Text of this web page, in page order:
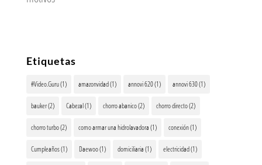
Etiquetas
#Video.Guru(1) amazonvidad(1) annovi 620(1) annovi 630(1)
bauker(2) Cabezal(1) chorro abanico(2) chorro directo(2)
chorro turbo(2) como armar una hidrolavadora(1) conexión(1)
Cumpleaños(1) Daewoo(1) domiciliaria(1) electricidad(1)